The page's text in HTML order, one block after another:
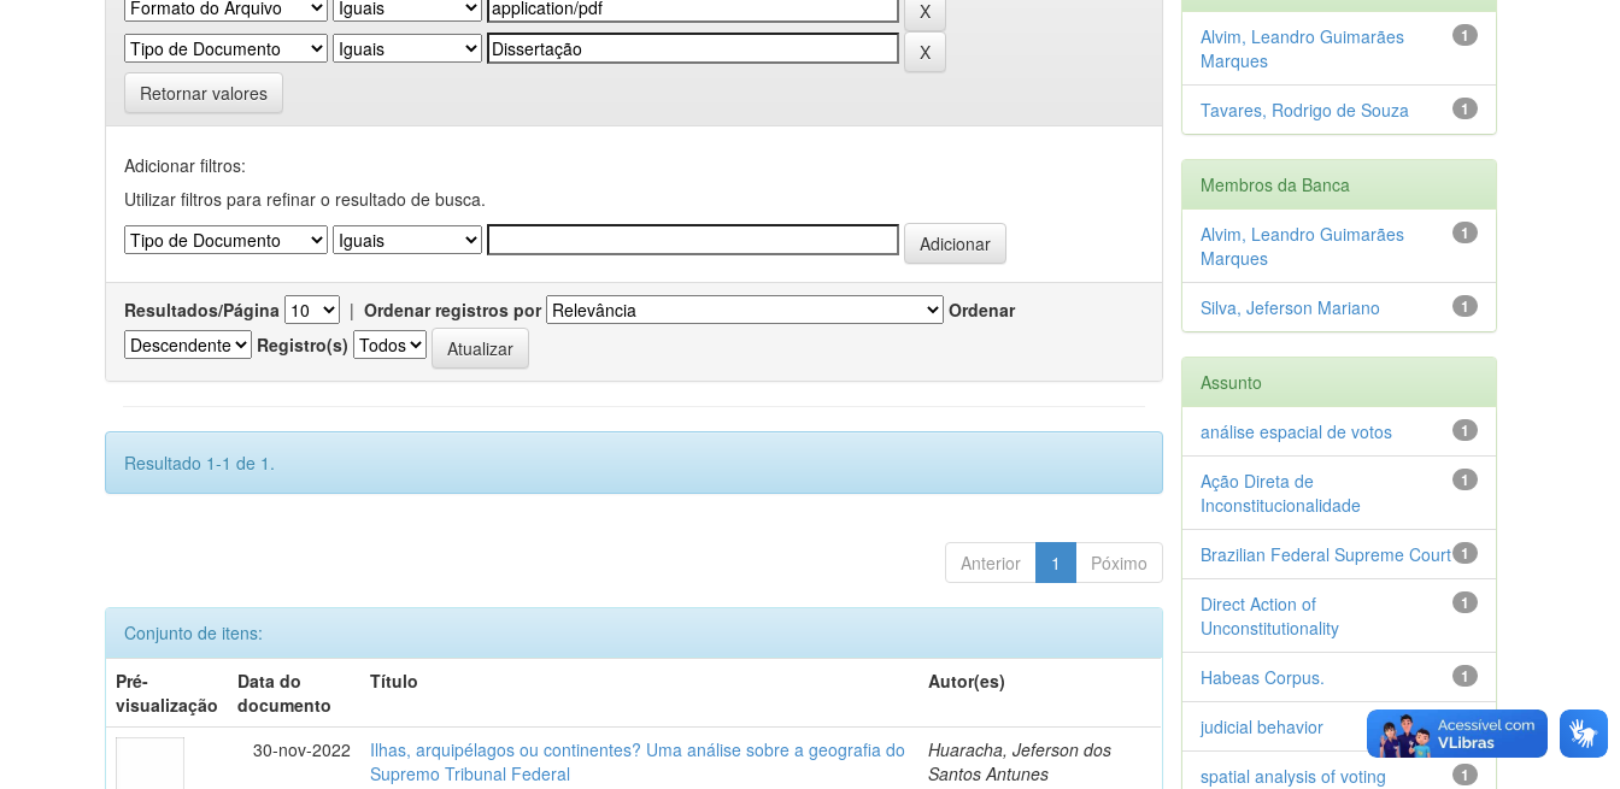
Retornar valores
Adicionar filtros:
Utilizar filtros para refinar o resultado de busca.
Resultados/Página | Ordenar registros por
Ordenar
Registro(s)
Resultado 1-1 de 1.
Anterior 1 Póximo
Conjunto de itens:
Pré-
visualização
Data do
documento
Título Autor(es)
30-nov-2022
Ilhas, arquipélagos ou continentes? Uma análise sobre a geografia do
Supremo Tribunal Federal
Huaracha, Jeferson dos
Santos Antunes
1
Alvim, Leandro Guimarães
Marques
1
Tavares, Rodrigo de Souza
Membros da Banca
1
Alvim, Leandro Guimarães
Marques
1
Silva, Jeferson Mariano
Assunto
1
análise espacial de votos
1
Ação Direta de
Inconstitucionalidade
1
Brazilian Federal Supreme Court
1
Direct Action of
Unconstitutionality
1
Habeas Corpus.
1
judicial behavior
1
spatial analysis of voting